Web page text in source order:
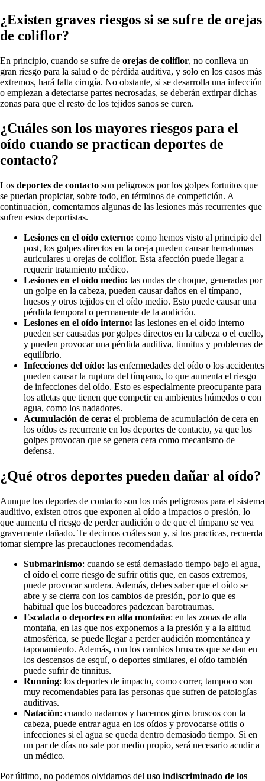
¿Existen graves riesgos si se sufre de orejas
de coliflor?
En principio, cuando se sufre de orejas de coliflor, no conlleva un
gran riesgo para la salud o de pérdida auditiva, y solo en los casos más
extremos, hará falta cirugía. No obstante, si se desarrolla una infección
o empiezan a detectarse partes necrosadas, se deberán extirpar dichas
zonas para que el resto de los tejidos sanos se curen.
¿Cuáles son los mayores riesgos para el
oído cuando se practican deportes de
contacto?
Los deportes de contacto son peligrosos por los golpes fortuitos que
se puedan propiciar, sobre todo, en términos de competición. A
continuación, comentamos algunas de las lesiones más recurrentes que
sufren estos deportistas.
Lesiones en el oído externo: como hemos visto al principio del
post, los golpes directos en la oreja pueden causar hematomas
auriculares u orejas de coliflor. Esta afección puede llegar a
requerir tratamiento médico.
Lesiones en el oído medio: las ondas de choque, generadas por
un golpe en la cabeza, pueden causar daños en el tímpano,
huesos y otros tejidos en el oído medio. Esto puede causar una
pérdida temporal o permanente de la audición.
Lesiones en el oído interno: las lesiones en el oído interno
pueden ser causadas por golpes directos en la cabeza o el cuello,
y pueden provocar una pérdida auditiva, tinnitus y problemas de
equilibrio.
Infecciones del oído: las enfermedades del oído o los accidentes
pueden causar la ruptura del tímpano, lo que aumenta el riesgo
de infecciones del oído. Esto es especialmente preocupante para
los atletas que tienen que competir en ambientes húmedos o con
agua, como los nadadores.
Acumulación de cera: el problema de acumulación de cera en
los oídos es recurrente en los deportes de contacto, ya que los
golpes provocan que se genera cera como mecanismo de
defensa.
¿Qué otros deportes pueden dañar al oído?
Aunque los deportes de contacto son los más peligrosos para el sistema
auditivo, existen otros que exponen al oído a impactos o presión, lo
que aumenta el riesgo de perder audición o de que el tímpano se vea
gravemente dañado. Te decimos cuáles son y, si los practicas, recuerda
tomar siempre las precauciones recomendadas.
Submarinismo: cuando se está demasiado tiempo bajo el agua,
el oído el corre riesgo de sufrir otitis que, en casos extremos,
puede provocar sordera. Además, debes saber que el oído se
abre y se cierra con los cambios de presión, por lo que es
habitual que los buceadores padezcan barotraumas.
Escalada o deportes en alta montaña: en las zonas de alta
montaña, en las que nos exponemos a la presión y a la altitud
atmosférica, se puede llegar a perder audición momentánea y
taponamiento. Además, con los cambios bruscos que se dan en
los descensos de esquí, o deportes similares, el oído también
puede sufrir de tinnitus.
Running: los deportes de impacto, como correr, tampoco son
muy recomendables para las personas que sufren de patologías
auditivas.
Natación: cuando nadamos y hacemos giros bruscos con la
cabeza, puede entrar agua en los oídos y provocarse otitis o
infecciones si el agua se queda dentro demasiado tiempo. Si en
un par de días no sale por medio propio, será necesario acudir a
un médico.
Por último, no podemos olvidarnos del uso indiscriminado de los